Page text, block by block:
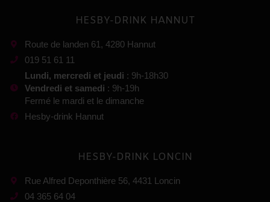
HESBY-DRINK HANNUT
Route de landen 61, 4280 Hannut
019 51 61 11
Lundi, mercredi et jeudi : 9h-18h30
Vendredi et samedi : 9h-19h
Fermé le mardi et le dimanche
Hesby-drink Hannut
HESBY-DRINK LONCIN
Rue Alfred Deponthière 56, 4431 Loncin
04 365 64 04